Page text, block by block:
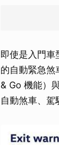
即使是入門
的自動緊急
& Go 機能）
自動煞車、駕